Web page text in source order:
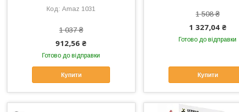
Amaz 1031
1 037 ₴
912,56 ₴
Готово до відправки
Купити
1 508 ₴
1 327,04 ₴
Готово до відправки
Купити